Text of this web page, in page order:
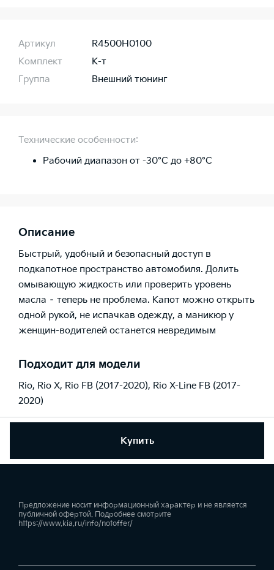
Купить
Артикул
R4500H0100
Комплект
К-т
Группа
Внешний тюнинг
Технические особенности:
Рабочий диапазон от -30°C до +80°C
Описание
Быстрый, удобный и безопасный доступ в
подкапотное пространство автомобиля. Долить
омывающую жидкость или проверить уровень
масла – теперь не проблема. Капот можно открыть
одной рукой, не испачкав одежду, а маникюр у
женщин-водителей останется невредимым
Подходит для модели
Rio, Rio X, Rio FB (2017-2020), Rio X-Line FB (2017-
2020)
Предложение носит информационный характер и не является
публичной офертой. Подробнее смотрите
https://www.kia.ru/info/notoffer/